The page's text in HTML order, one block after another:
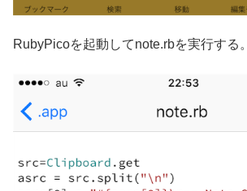
RubyPicoを起動してnote.rbを実行する。